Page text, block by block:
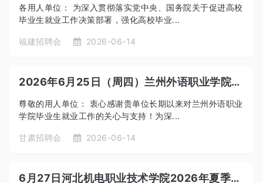
各用人单位： 为深入贯彻落实党中央、国务院关于促进高校
毕业生就业工作决策部署，强化高校毕业...
福建招聘会 2026-06-14
2026年6月25日（周四）兰州外语职业学院2026年夏季校园专场招聘会
尊敬的用人单位： 衷心感谢贵单位长期以来对兰州外语职业
学院毕业生就业工作的关心与支持！为深...
甘肃招聘会 2026-06-14
6月27日河北机电职业技术学院2026年夏季校园双选会